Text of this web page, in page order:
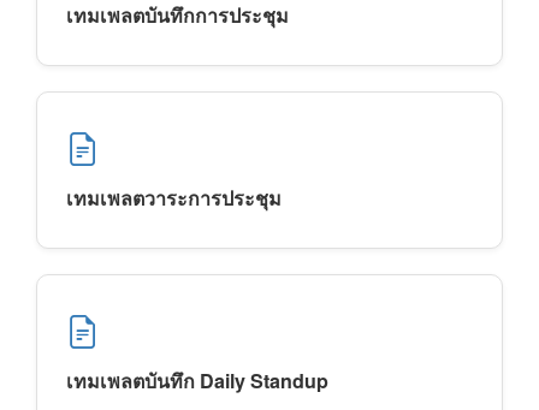
เทมเพลตบันทึกการประชุม
เทมเพลตวาระการประชุม
เทมเพลตบันทึก Daily Standup